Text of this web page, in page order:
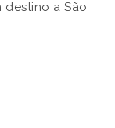
a São